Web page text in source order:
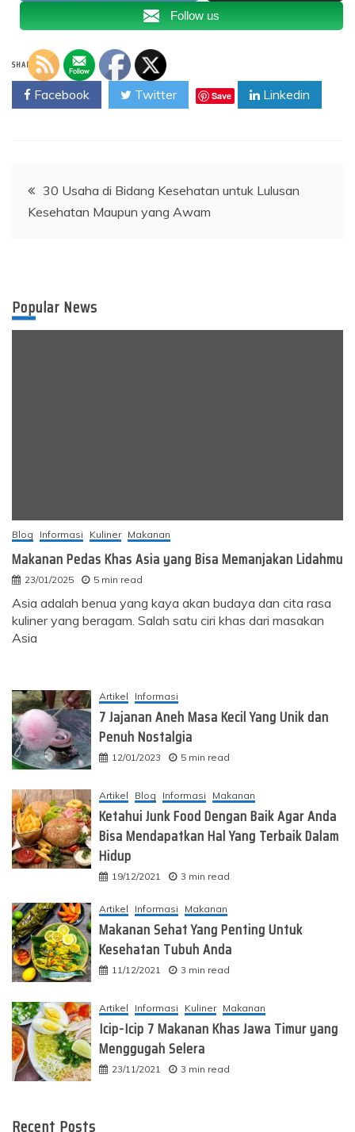
Follow us
SHARE
Facebook Twitter Save Linkedin
Post
navigation
30 Usaha di Bidang Kesehatan untuk Lulusan
Kesehatan Maupun yang Awam
Popular News
Blog Informasi Kuliner Makanan
Makanan Pedas Khas Asia yang Bisa Memanjakan Lidahmu
23/01/2025 5 min read
Asia adalah benua yang kaya akan budaya dan cita rasa
kuliner yang beragam. Salah satu ciri khas dari masakan
Asia
Artikel Informasi
7 Jajanan Aneh Masa Kecil Yang Unik dan
Penuh Nostalgia
12/01/2023 5 min read
Artikel Blog Informasi Makanan
Ketahui Junk Food Dengan Baik Agar Anda
Bisa Mendapatkan Hal Yang Terbaik Dalam
Hidup
19/12/2021 3 min read
Artikel Informasi Makanan
Makanan Sehat Yang Penting Untuk
Kesehatan Tubuh Anda
11/12/2021 3 min read
Artikel Informasi Kuliner Makanan
Icip-Icip 7 Makanan Khas Jawa Timur yang
Menggugah Selera
23/11/2021 3 min read
Recent Posts